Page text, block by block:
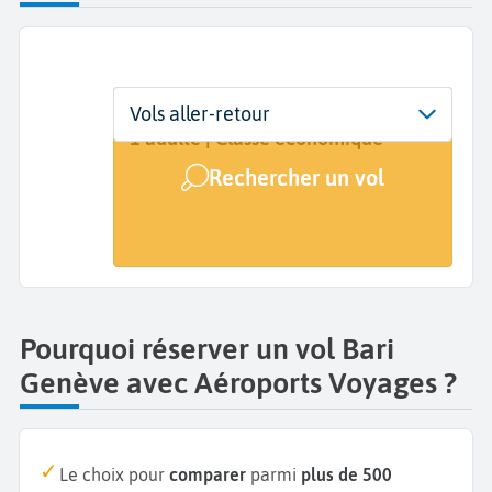
Départ
Bari (BRI)
Dates
Dates de votre voyage
Voyageurs | Classe
1 adulte | Classe économique
Rechercher un vol
Vols aller-retour
Pourquoi réserver un vol Bari
Genève avec Aéroports Voyages ?
Le choix pour comparer parmi plus de 500